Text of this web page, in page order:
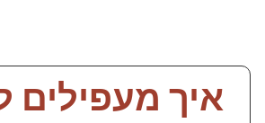
איך מעפילים